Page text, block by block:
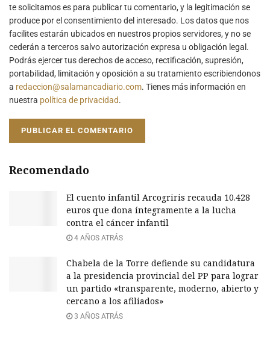
te solicitamos es para publicar tu comentario, y la legitimación se
produce por el consentimiento del interesado. Los datos que nos
facilites estarán ubicados en nuestros propios servidores, y no se
cederán a terceros salvo autorización expresa u obligación legal.
Podrás ejercer tus derechos de acceso, rectificación, supresión,
portabilidad, limitación y oposición a su tratamiento escribiendonos
a redaccion@salamancadiario.com. Tienes más información en
nuestra política de privacidad.
Recomendado
El cuento infantil Arcogriris recauda 10.428
euros que dona íntegramente a la lucha
contra el cáncer infantil
4 AÑOS ATRÁS
Chabela de la Torre defiende su candidatura
a la presidencia provincial del PP para lograr
un partido «transparente, moderno, abierto y
cercano a los afiliados»
3 AÑOS ATRÁS